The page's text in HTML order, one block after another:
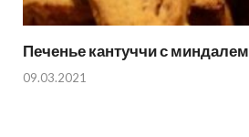
Печенье кантуччи с миндалем
09.03.2021